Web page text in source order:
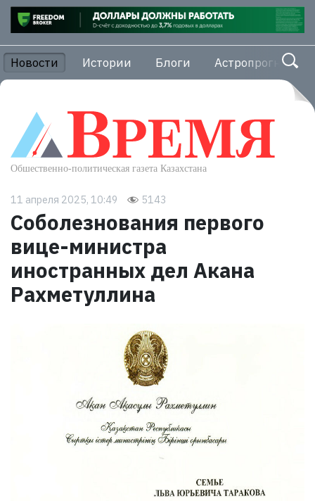
Новости Истории Блоги Астропрогноз
11 апреля 2025, 10:49 5143
Соболезнования первого
вице-министра
иностранных дел Акана
Рахметуллина